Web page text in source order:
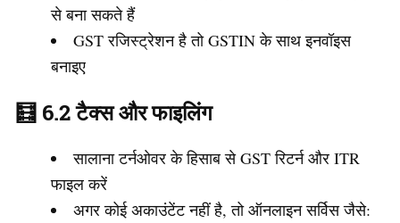
से बना सकते हैं
GST रजिस्ट्रेशन है तो GSTIN के साथ इनवॉइस
बनाइए
🧮 6.2 टैक्स और फाइलिंग
सालाना टर्नओवर के हिसाब से GST रिटर्न और ITR
फाइल करें
अगर कोई अकाउंटेंट नहीं है, तो ऑनलाइन सर्विस जैसे: